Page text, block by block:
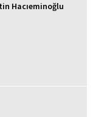
Hacıeminoğlu